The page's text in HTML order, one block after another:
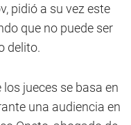
pidió a su vez este
que no puede ser
delito.
jueces se basa en
una audiencia en